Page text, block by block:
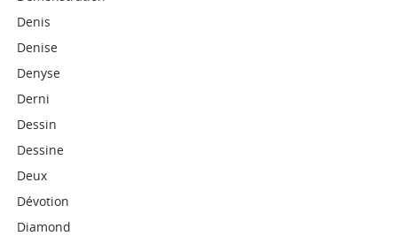
Denis
Denise
Denyse
Derni
Dessin
Dessine
Deux
Dévotion
Diamond